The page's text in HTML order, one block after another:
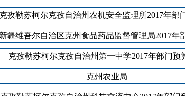
克孜勒苏柯尔克孜自治州第一中学2017年部门预
克州农业局
区政府部门